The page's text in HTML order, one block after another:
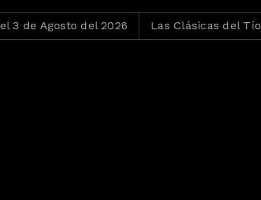
del 2026 Las Clásicas del Tío Mau